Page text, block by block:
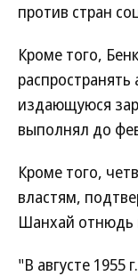
против стран
Кроме того,
распространять
издающуюся
выполнял до
Кроме того,
властям,
Шанхай отнюдь
"В августе 1955